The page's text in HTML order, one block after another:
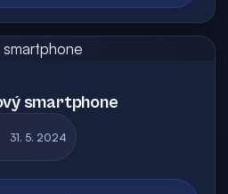
smartphone
31. 5. 2024